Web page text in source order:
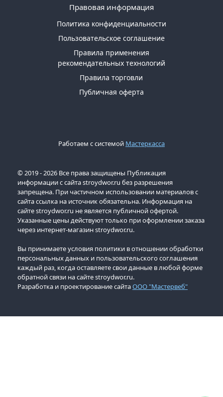
Правовая информация
Политика конфиденциальности
Пользовательское соглашение
Правила применения
рекомендательных технологий
Правила торговли
Публичная оферта
Работаем с системой Мастеркасса
© 2019 - 2026 Все права защищены Публикация
информации с сайта stroydwor.ru без разрешения
запрещена. При частичном использовании материалов с
сайта ссылка на источник обязательна. Информация на
сайте stroydwor.ru не является публичной офертой.
Указанные цены действуют только при оформлении заказа
через интернет-магазин stroydwor.ru.
Вы принимаете условия политики в отношении обработки
персональных данных и пользовательского соглашения
каждый раз, когда оставляете свои данные в любой форме
обратной связи на сайте stroydwor.ru.
Разработка и проектирование сайтаООО "Мастервеб"